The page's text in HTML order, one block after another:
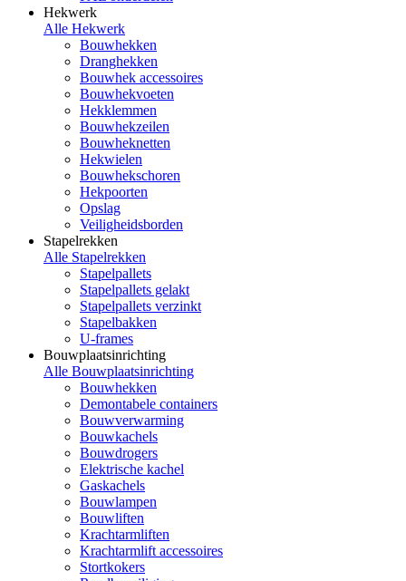
Hekwerk
Alle Hekwerk
Bouwhekken
Dranghekken
Bouwhek accessoires
Bouwhekvoeten
Hekklemmen
Bouwhekzeilen
Bouwheknetten
Hekwielen
Bouwhekschoren
Hekpoorten
Opslag
Veiligheidsborden
Stapelrekken
Alle Stapelrekken
Stapelpallets
Stapelpallets gelakt
Stapelpallets verzinkt
Stapelbakken
U-frames
Bouwplaatsinrichting
Alle Bouwplaatsinrichting
Bouwhekken
Demontabele containers
Bouwverwarming
Bouwkachels
Bouwdrogers
Elektrische kachel
Gaskachels
Bouwlampen
Bouwliften
Krachtarmliften
Krachtarmlift accessoires
Stortkokers